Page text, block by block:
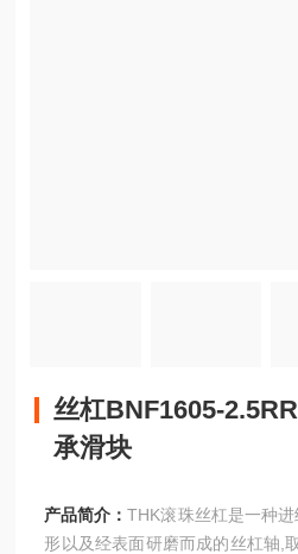
丝杠BNF1605-
承滑块
产品简介：THK滚珠丝杠是一种
形以及经表面研磨而成的丝杠轴,